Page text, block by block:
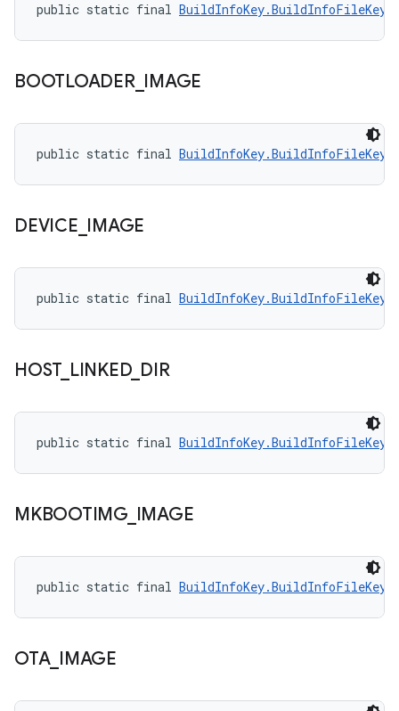
public static final BuildInfoKey.BuildInfoFileKey
BOOTLOADER_ IMAGE
public static final BuildInfoKey.BuildInfoFileKey
DEVICE IMAGE
public static final BuildInfoKey.BuildInfoFileKey
HOST_ LINKED_ DIR
public static final BuildInfoKey.BuildInfoFileKey
MKBOOTIMG_ IMAGE
public static final BuildInfoKey.BuildInfoFileKey
OTA_ IMAGE